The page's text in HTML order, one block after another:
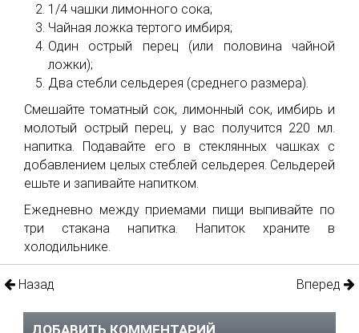
1/4 чашки лимонного сока;
Чайная ложка тертого имбиря;
Один острый перец (или половина чайной
ложки);
Два стебли сельдерея (среднего размера).
Смешайте томатный сок, лимонный сок, имбирь и
молотый острый перец, у вас получится 220 мл.
напитка. Подавайте его в стеклянных чашках с
добавлением целых стеблей сельдерея. Сельдерей
ешьте и запивайте напитком.
Ежедневно между приемами пищи выпивайте по
три стакана напитка. Напиток храните в
холодильнике.
Назад Вперед